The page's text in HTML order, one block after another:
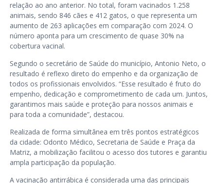
relação ao ano anterior. No total, foram vacinados 1.258
animais, sendo 846 cães e 412 gatos, o que representa um
aumento de 263 aplicações em comparação com 2024. O
número aponta para um crescimento de quase 30% na
cobertura vacinal.
Segundo o secretário de Saúde do município, Antonio Neto, o
resultado é reflexo direto do empenho e da organização de
todos os profissionais envolvidos. “Esse resultado é fruto do
empenho, dedicação e comprometimento de cada um. Juntos,
garantimos mais saúde e proteção para nossos animais e
para toda a comunidade”, destacou.
Realizada de forma simultânea em três pontos estratégicos
da cidade: Odonto Médico, Secretaria de Saúde e Praça da
Matriz, a mobilização facilitou o acesso dos tutores e garantiu
ampla participação da população.
A vacinação antirrábica é considerada uma das principais